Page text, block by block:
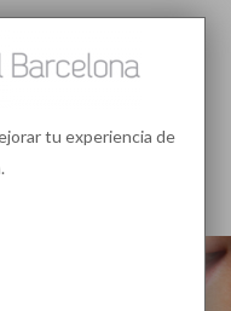
tu experiencia de